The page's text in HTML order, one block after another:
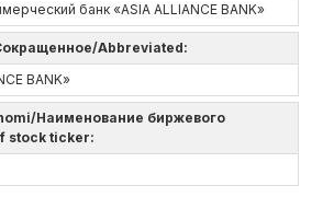
банк «ASIA ALLIANCE BANK»
Abbreviated:
BANK»
Наименование биржевого
stock ticker: